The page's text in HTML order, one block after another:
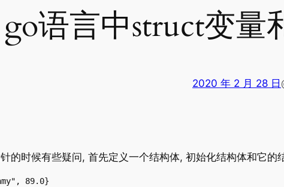
go语言中struct变量
2020 年 2 月 28 日
的时候有些疑问, 首先定义一个结构体, 初始化结构体和它的
89.0}